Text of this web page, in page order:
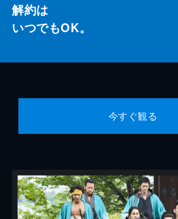
解約は
いつでもOK。
今すぐ観る